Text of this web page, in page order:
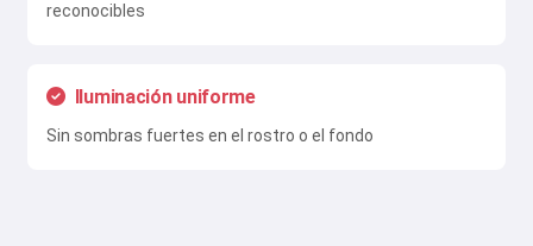
reconocibles
Iluminación uniforme
Sin sombras fuertes en el rostro o el fondo